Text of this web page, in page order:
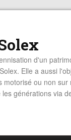
d'un
Elle a aussi
motorisé ou non sur
générations via